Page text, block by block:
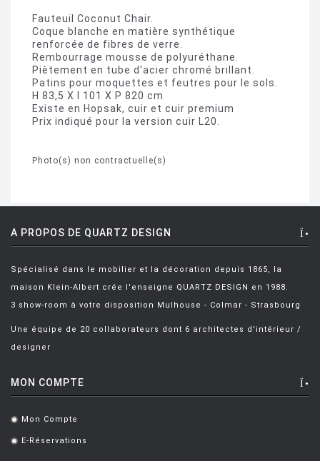
Fauteuil Coconut Chair.
Coque blanche en matière synthétique
renforcée de fibres de verre.
Rembourrage mousse de polyuréthane.
Piètement en tube d'acier chromé brillant.
Patins pour moquettes et feutres pour le sols.
H 83,5 X l 101 X P 820 cm
Existe en Hopsak, cuir et cuir premium
Prix indiqué pour la version cuir L20.
Photo(s) non contractuelle(s)
A PROPOS DE QUARTZ DESIGN
Spécialisé dans le mobilier et la décoration depuis 1865, la
maison Klein-Albert crée l'enseigne QUARTZ DESIGN en 1988.
3 show-room à votre disposition Mulhouse - Colmar - Strasbourg
Une équipe de 20 collaborateurs dont 6 architectes d'intérieur /
designer
MON COMPTE
. Mon Compte
. E-Réservations